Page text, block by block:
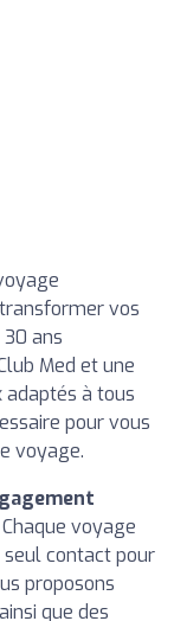
vos
ans
Med et une
à tous
pour vous
voyage.
Chaque voyage
contact pour
proposons
que des